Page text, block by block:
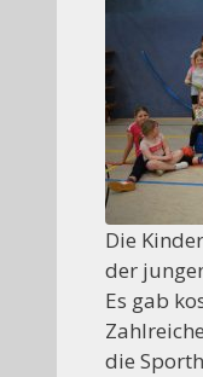
Die
der
Es gab
die